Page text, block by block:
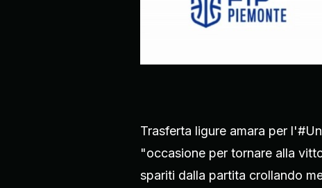
Trasferta ligure amara per
"occasione per tornare alla
spariti dalla partita crollando